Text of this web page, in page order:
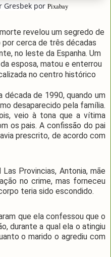
Gresbek por Pixabay
revelou um segredo de
cerca de três décadas
no leste da Espanha. Um
esposa, matou e enterrou
no centro histórico
década de 1990, quando um
desaparecido pela família.
veio à tona que a vítima
os pais. A confissão do pai
prescrito, de acordo com
Provincias, Antonia, mãe
no crime, mas forneceu
teria sido escondido.
que ela confessou que o
durante a qual ela o atingiu
o marido o agrediu com